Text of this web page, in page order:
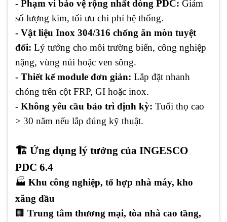
- Phạm vi bảo vệ rộng nhất dòng PDC: Giảm
số lượng kim, tối ưu chi phí hệ thống.
- Vật liệu Inox 304/316 chống ăn mòn tuyệt
đối: Lý tưởng cho môi trường biển, công nghiệp
nặng, vùng núi hoặc ven sông.
- Thiết kế module đơn giản: Lắp đặt nhanh
chóng trên cột FRP, GI hoặc inox.
- Không yêu cầu bảo trì định kỳ: Tuổi thọ cao
> 30 năm nếu lắp đúng kỹ thuật.
🏗 Ứng dụng lý tưởng của INGESCO
PDC 6.4
🏭 Khu công nghiệp, tổ hợp nhà máy, kho
xăng dầu
🏢 Trung tâm thương mại, tòa nhà cao tầng,